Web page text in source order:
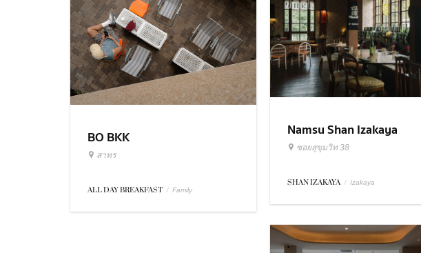
BO BKK
สาทร
ALL DAY BREAKFAST / Family
Namsu Shan Izakaya
ซอยสุขุมวิท 38
SHAN IZAKAYA / Izakaya